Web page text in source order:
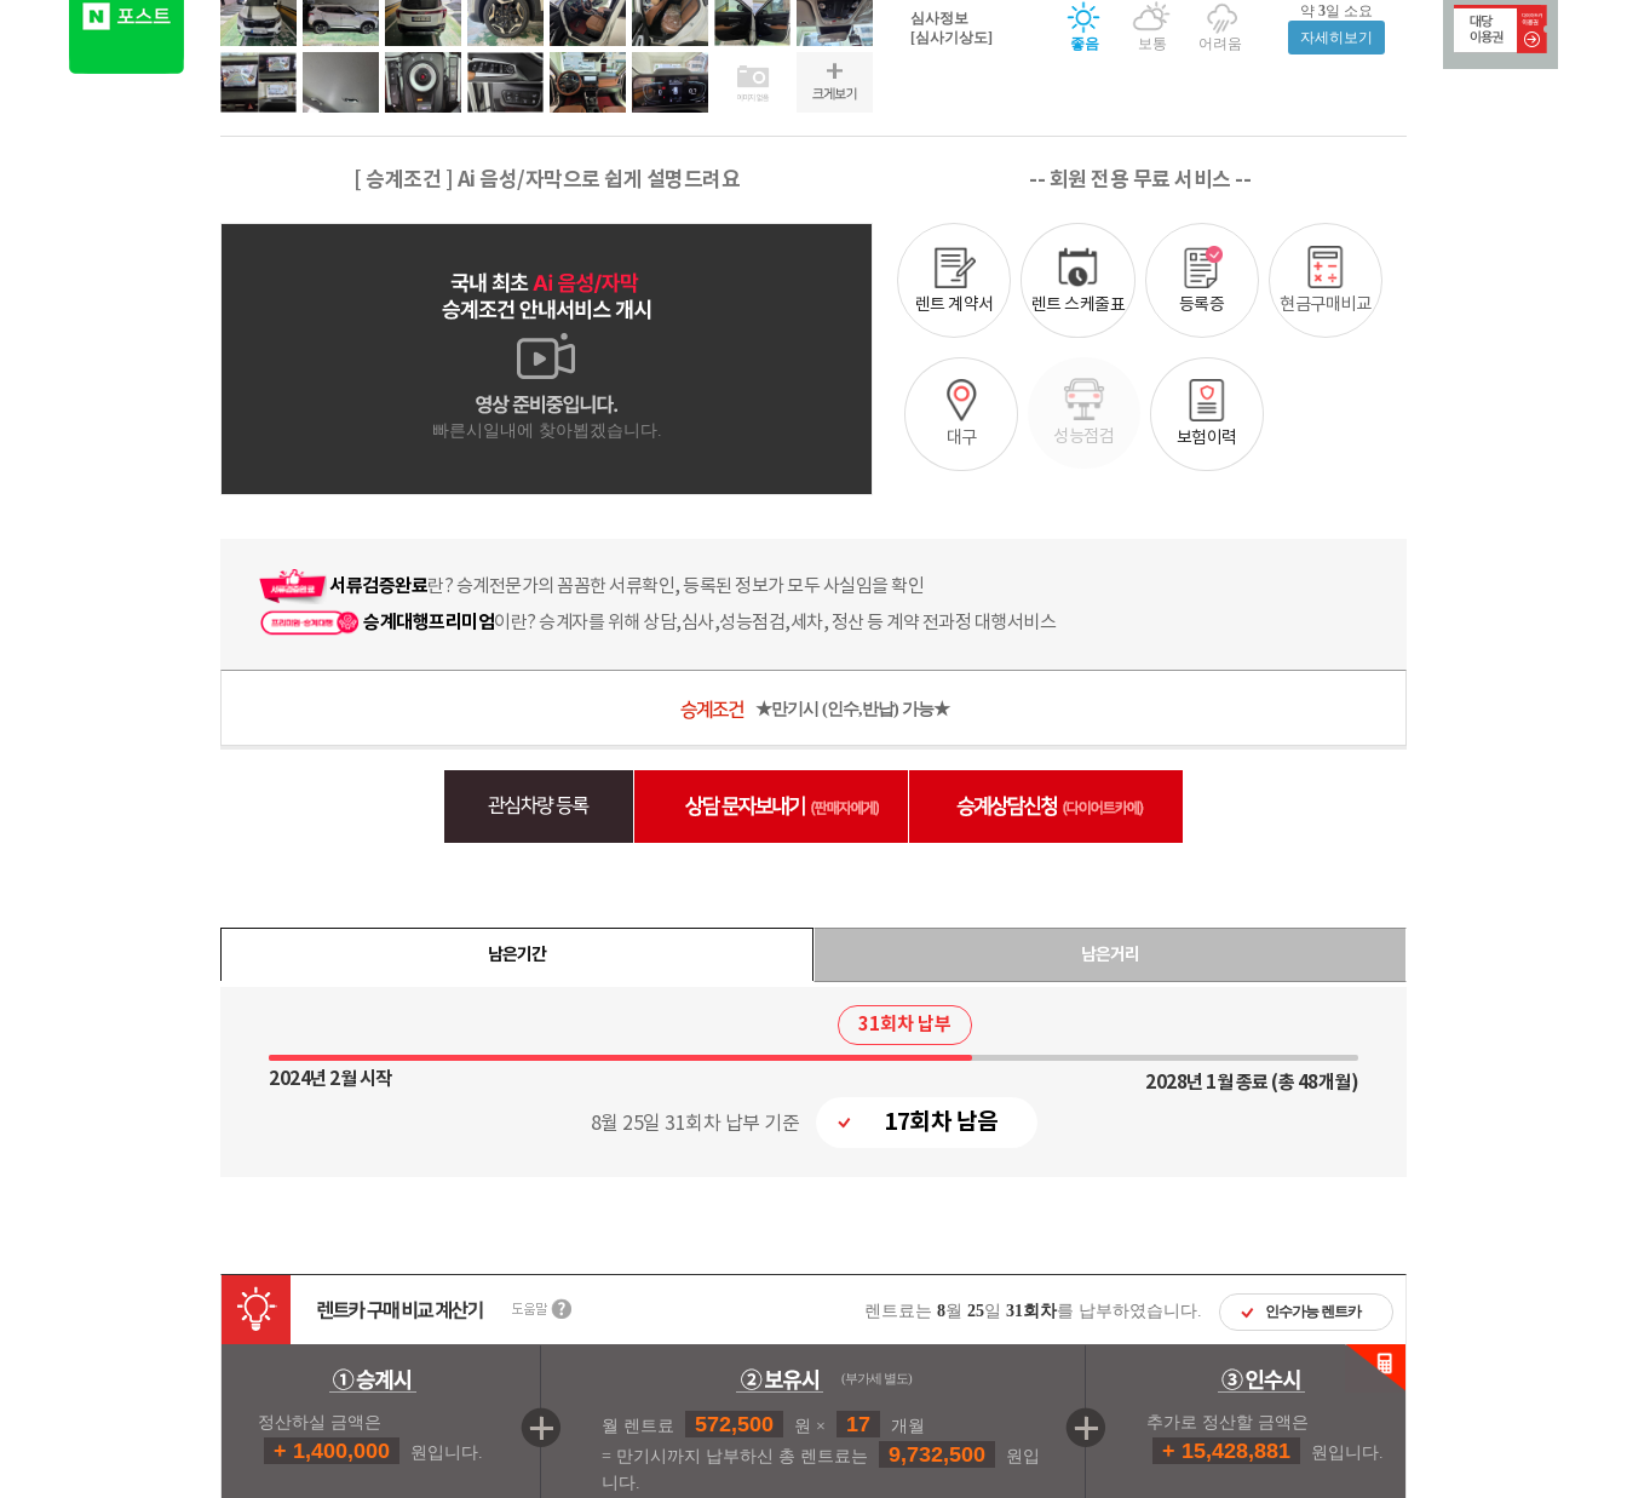
심사정보
[심사기상도]
좋음 보통 어려움
약3일 소요
자세히보기
렌트 계약서 렌트 스케줄표 등록증 현금구매비교
대구 성능점검 보험이력
서류검증완료란? 승계전문가의 꼼꼼한 서류확인, 등록된 정보가 모두 사실임을 확인
승계대행프리미엄이란? 승계자를 위해 상담,심사,성능점검,세차, 정산 등 계약 전과정 대행서비스
★만기시 (인수,반납) 가능★
남은기간 남은거리
31회차 납부
2024년 2월 시작
2028년 1월 종료 (총 48개월)
8월 25일 31회차 납부 기준
17회차 남음
렌트료는 8월 25일 31회차를 납부하였습니다. 인수가능 렌트카
정산하실 금액은
+ 1,400,000 원입니다.
(부가세 별도)
월 렌트료 572,500 원 × 17
개월
= 만기시까지 납부하신 총 렌트료는
9,732,500
원입
니다.
추가로 정산할 금액은
+ 15,428,881 원입니다.